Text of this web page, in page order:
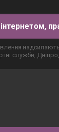
служби,